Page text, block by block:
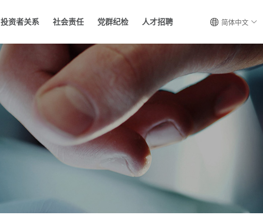
简体中文
投资者关系 社会责任 党群纪检 人才招聘